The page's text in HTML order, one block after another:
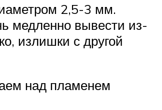
2,5-3 мм.
медленно вывести из-
излишки с другой
над пламенем